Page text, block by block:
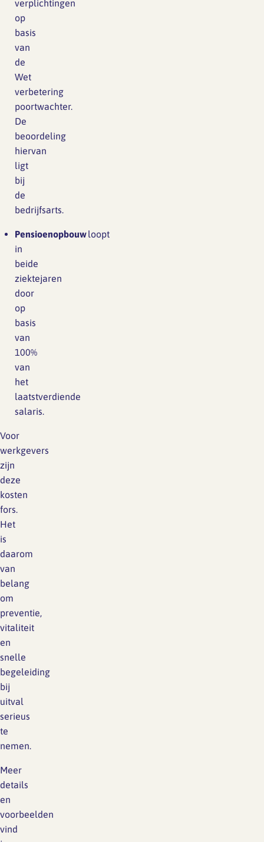
verplichtingen
op
basis
van
de
Wet
verbetering
poortwachter.
De
beoordeling
hiervan
ligt
bij
de
bedrijfsarts.
Pensioenopbouwloopt
in
beide
ziektejaren
door
op
basis
van
100%
van
het
laatstverdiende
salaris.
Voor
werkgevers
zijn
deze
kosten
fors.
Het
is
daarom
van
belang
om
preventie,
vitaliteit
en
snelle
begeleiding
bij
uitval
serieus
te
nemen.
Meer
details
en
voorbeelden
vind